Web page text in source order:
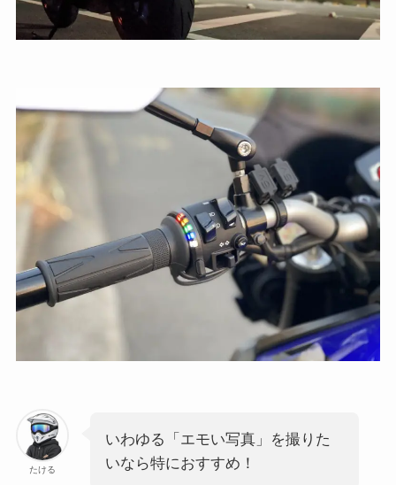
たける
いわゆる「エモい写真」を撮りた
いなら特におすすめ！